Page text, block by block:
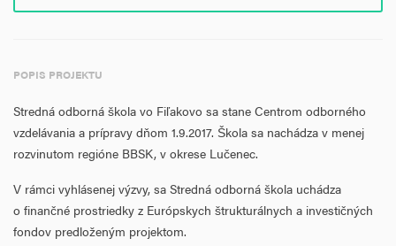
POPIS PROJEKTU
Stredná odborná škola vo Fiľakovo sa stane Centrom odborného
vzdelávania a prípravy dňom 1.9.2017. Škola sa nachádza v menej
rozvinutom regióne BBSK, v okrese Lučenec.
V rámci vyhlásenej výzvy, sa Stredná odborná škola uchádza
o finančné prostriedky z Európskych štrukturálnych a investičných
fondov predloženým projektom.